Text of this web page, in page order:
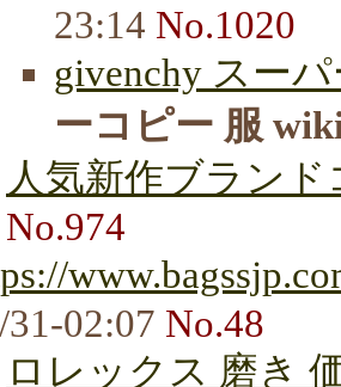
23:14 No.1020
givenchy スー
ーコピー 服
人気新作ブランド
No.974
31-02:07 No.48
ロレックス 磨き